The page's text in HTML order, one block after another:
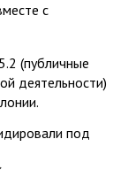
с
(публичные
деятельности)
под